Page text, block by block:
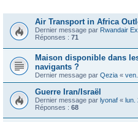
Air Transport in Africa
Dernier message par Rwandair
Réponses : 71
Maison disponible dans
navigants ?
Dernier message par Qezia «
Guerre Iran/Israël
Dernier message par lyonaf « lun.
Réponses : 68